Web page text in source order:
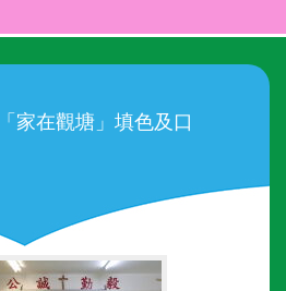
家在觀塘」填色及口